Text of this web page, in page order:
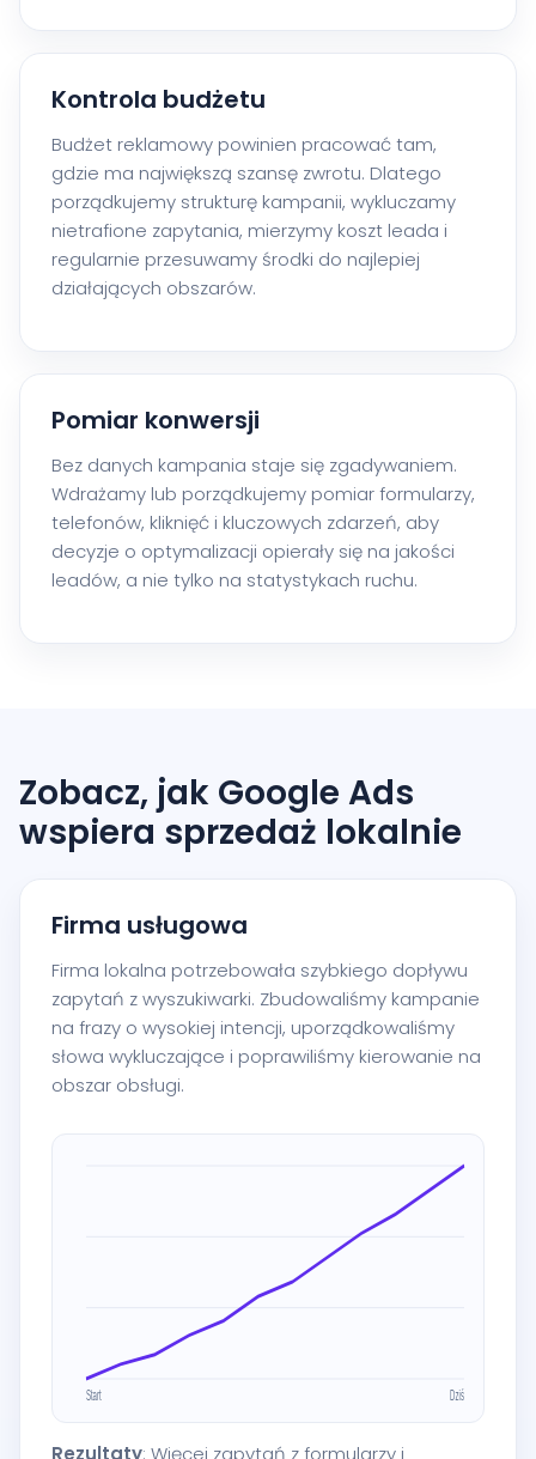
Kontrola budżetu
Budżet reklamowy powinien pracować tam,
gdzie ma największą szansę zwrotu. Dlatego
porządkujemy strukturę kampanii, wykluczamy
nietrafione zapytania, mierzymy koszt leada i
regularnie przesuwamy środki do najlepiej
działających obszarów.
Pomiar konwersji
Bez danych kampania staje się zgadywaniem.
Wdrażamy lub porządkujemy pomiar formularzy,
telefonów, kliknięć i kluczowych zdarzeń, aby
decyzje o optymalizacji opierały się na jakości
leadów, a nie tylko na statystykach ruchu.
Zobacz, jak Google Ads
wspiera sprzedaż lokalnie
Firma usługowa
Firma lokalna potrzebowała szybkiego dopływu
zapytań z wyszukiwarki. Zbudowaliśmy kampanie
na frazy o wysokiej intencji, uporządkowaliśmy
słowa wykluczające i poprawiliśmy kierowanie na
obszar obsługi.
Rezultaty: Więcej zapytań z formularzy i